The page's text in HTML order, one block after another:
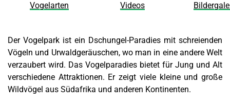
Vogelarten Videos
Der Vogelpark ist ein Dschungel-Paradies mit schreienden
Vögeln und Urwaldgeräuschen, wo man in eine andere Welt
verzaubert wird. Das Vogelparadies bietet für Jung und Alt
verschiedene Attraktionen. Er zeigt viele kleine und große
Wildvögel aus Südafrika und anderen Kontinenten.